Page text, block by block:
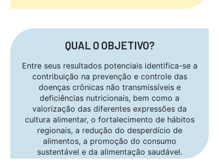
QUAL O OBJETIVO?
Entre seus resultados potenciais identifica-se a
contribuição na prevenção e controle das
doenças crônicas não transmissíveis e
deficiências nutricionais, bem como a
valorização das diferentes expressões da
cultura alimentar, o fortalecimento de hábitos
regionais, a redução do desperdício de
alimentos, a promoção do consumo
sustentável e da alimentação saudável.